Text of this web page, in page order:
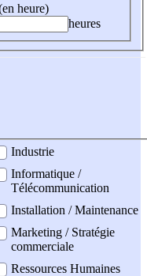
heure)
heures
Industrie
Informatique /
Télécommunication
Installation / Maintenance
Marketing / Stratégie
commerciale
Ressources Humaines